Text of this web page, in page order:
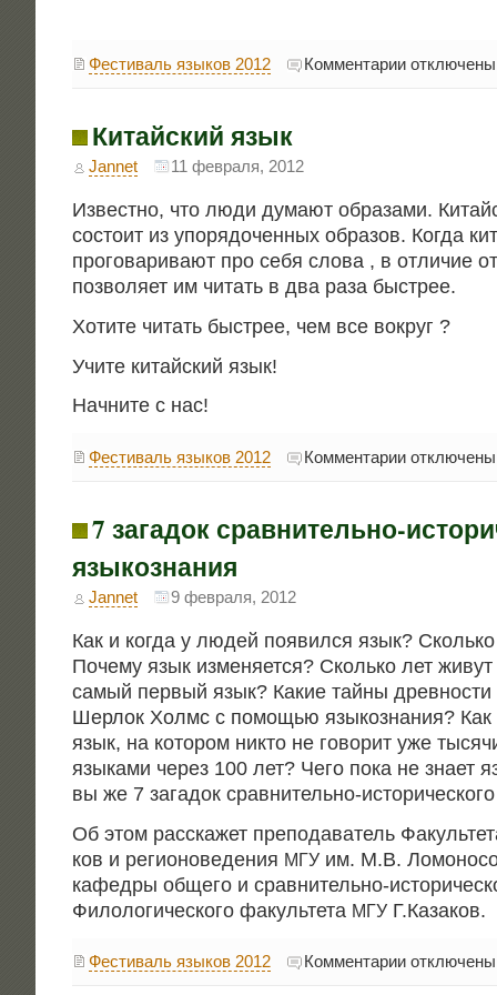
Фестиваль языков 2012 Комментариик
записи
отключены
Китайский язык
Jannet 11 февраля, 2012
Извест­но, что люди дума­ют обра­за­ми.
состо­ит из упо­ря­до­чен­ных обра­зов. Когда
про­го­ва­ри­ва­ют про себя сло­ва , в отли­чие
поз­во­ля­ет им читать в два раза быстрее.
Хоти­те читать быст­рее, чем все вокруг ?
Учи­те китай­ский язык!
Нач­ни­те с нас!
Фестиваль языков 2012 Комментариик
записи
отключены
7 загадок сравнительно-
языкознания
Jannet 9 февраля, 2012
Как и когда у людей появил­ся язык?
Поче­му язык изме­ня­ет­ся? Сколь­ко лет
самый пер­вый язык? Какие тай­ны древ­но­сти
Шер­лок Холмс с помо­щью язы­ко­зна­ния?
язык, на кото­ром никто не гово­рит уже
язы­ка­ми через 100 лет? Чего пока не зна­ет
вы же 7 зага­док срав­ни­тель­но-
Об этом рас­ска­жет пре­по­да­ва­тель
ков и реги­о­но­ве­де­ния МГУим. М.В.
кафед­ры обще­го и срав­ни­тель­но-
Фило­ло­ги­че­ско­го факуль­те­та МГУГ.Казаков.
Фестиваль языков 2012 Комментариик
записи
отключены